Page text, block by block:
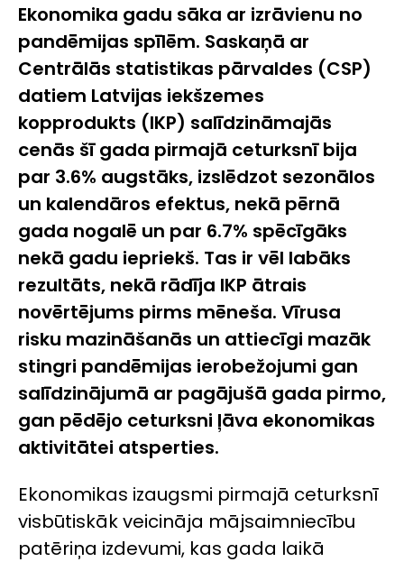
Ekonomika gadu sāka ar izrāvienu no
pandēmijas spīlēm. Saskaņā ar
Centrālās statistikas pārvaldes (CSP)
datiem Latvijas iekšzemes
kopprodukts (IKP) salīdzināmajās
cenās šī gada pirmajā ceturksnī bija
par 3.6% augstāks, izslēdzot sezonālos
un kalendāros efektus, nekā pērnā
gada nogalē un par 6.7% spēcīgāks
nekā gadu iepriekš. Tas ir vēl labāks
rezultāts, nekā rādīja IKP ātrais
novērtējums pirms mēneša. Vīrusa
risku mazināšanās un attiecīgi mazāk
stingri pandēmijas ierobežojumi gan
salīdzinājumā ar pagājušā gada pirmo,
gan pēdējo ceturksni ļāva ekonomikas
aktivitātei atsperties.
Ekonomikas izaugsmi pirmajā ceturksnī
visbūtiskāk veicināja mājsaimniecību
patēriņa izdevumi, kas gada laikā